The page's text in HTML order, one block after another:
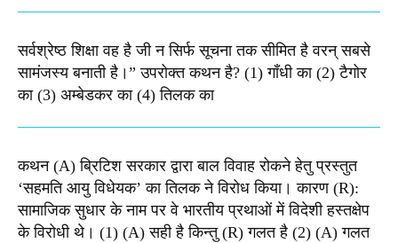
सर्वश्रेष्ठ शिक्षा वह है जी न सिर्फ सूचना तक सीमित है वरन् सबसे
सामंजस्य बनाती है।” उपरोक्त कथन है? (1) गाँधी का (2) टैगोर
का (3) अम्बेडकर का (4) तिलक का
कथन (A) ब्रिटिश सरकार द्वारा बाल विवाह रोकने हेतु प्रस्तुत
‘सहमति आयु विधेयक’ का तिलक ने विरोध किया। कारण (R):
सामाजिक सुधार के नाम पर वे भारतीय प्रथाओं में विदेशी हस्तक्षेप
के विरोधी थे। (1) (A) सही है किन्तु (R) गलत है (2) (A) गलत